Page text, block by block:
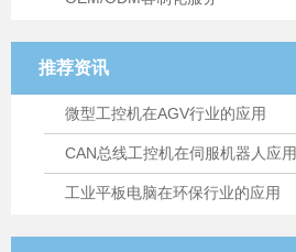
推荐资讯
微型工控机在AGV行业的应用
CAN总线工控机在伺服机器人应用
工业平板电脑在环保行业的应用